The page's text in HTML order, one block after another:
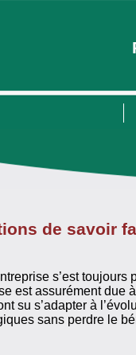
de savoir
s’est
est assurément due
su s’adapter à
sans perdre le